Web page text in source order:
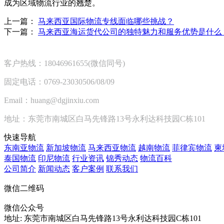
成为区域物流行业的翘楚。
上一篇： 马来西亚国际物流专线面临哪些挑战？
下一篇： 马来西亚海运货代公司的独特魅力和服务优势是什么
客户热线：18046961655(微信同号)
固定电话：0769-23030506/08/09
Email：huang@dgjinxiu.com
地址：东莞市南城区白马先锋路13号永利达科技园C栋101
快速导航
东南亚物流 新加坡物流 马来西亚物流 越南物流 菲律宾物流 柬
泰国物流 印尼物流 行业资讯 锦秀动态 物流百科
公司简介 新闻动态 客户案例 联系我们
微信二维码
微信公众号
地址: 东莞市南城区白马先锋路13号永利达科技园C栋101